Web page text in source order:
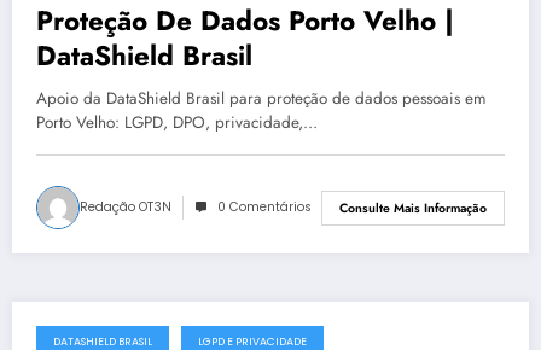
Proteção De Dados Porto Velho |
DataShield Brasil
Apoio da DataShield Brasil para proteção de dados pessoais em
Porto Velho: LGPD, DPO, privacidade,…
Redação OT3N 0 Comentários Consulte Mais Informação
DATASHIELD BRASIL LGPD E PRIVACIDADE